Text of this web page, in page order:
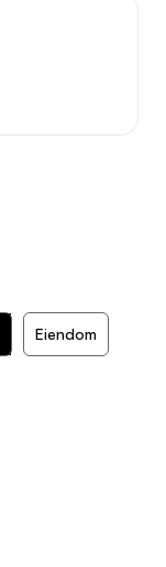
Eiendom